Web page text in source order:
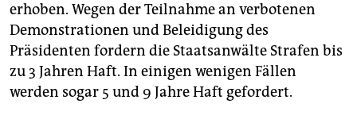
erhoben. Wegen der Teilnahme an verbotenen
Demonstrationen und Beleidigung des
Präsidenten fordern die Staatsanwälte Strafen bis
zu 3 Jahren Haft. In einigen wenigen Fällen
werden sogar 5 und 9 Jahre Haft gefordert.